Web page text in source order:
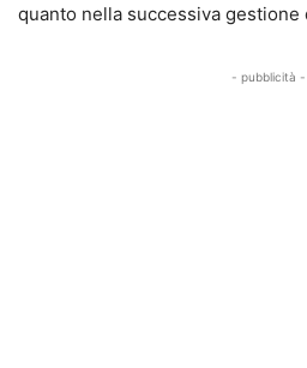
quanto nella successiva gestione
- pubblicità -